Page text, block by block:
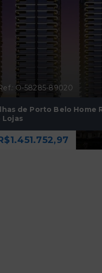
O-58285-89020
de Porto Belo Home
Lojas